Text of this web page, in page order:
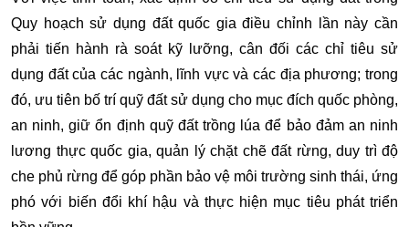
Quy hoạch sử dụng đất quốc gia điều chỉnh lần này cần
phải tiến hành rà soát kỹ lưỡng, cân đối các chỉ tiêu sử
dụng đất của các ngành, lĩnh vực và các địa phương; trong
đó, ưu tiên bố trí quỹ đất sử dụng cho mục đích quốc phòng,
an ninh, giữ ổn định quỹ đất trồng lúa để bảo đảm an ninh
lương thực quốc gia, quản lý chặt chẽ đất rừng, duy trì độ
che phủ rừng để góp phần bảo vệ môi trường sinh thái, ứng
phó với biến đổi khí hậu và thực hiện mục tiêu phát triển